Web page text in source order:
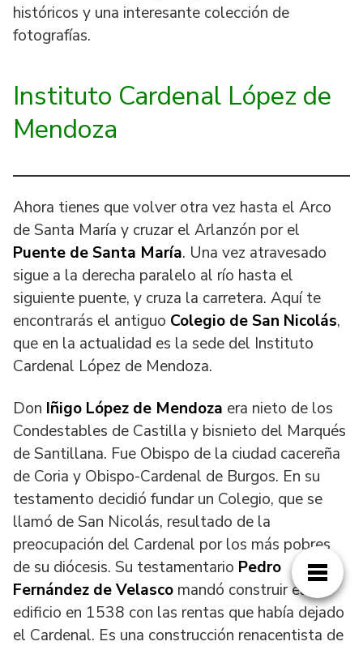
históricos y una interesante colección de
fotografías.
Instituto Cardenal López de
Mendoza
Ahora tienes que volver otra vez hasta el Arco
de Santa María y cruzar el Arlanzón por el
Puente de Santa María. Una vez atravesado
sigue a la derecha paralelo al río hasta el
siguiente puente, y cruza la carretera. Aquí te
encontrarás el antiguo Colegio de San Nicolás,
que en la actualidad es la sede del Instituto
Cardenal López de Mendoza.
Don Iñigo López de Mendoza era nieto de los
Condestables de Castilla y bisnieto del Marqués
de Santillana. Fue Obispo de la ciudad cacereña
de Coria y Obispo-Cardenal de Burgos. En su
testamento decidió fundar un Colegio, que se
llamó de San Nicolás, resultado de la
preocupación del Cardenal por los más pobres
de su diócesis. Su testamentario Pedro
Fernández de Velasco mandó construir el
edificio en 1538 con las rentas que había dejado
el Cardenal. Es una construcción renacentista de